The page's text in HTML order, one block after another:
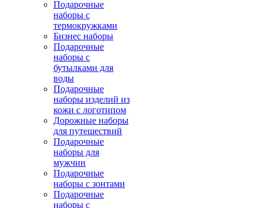
Подарочные
наборы с
термокружками
Бизнес наборы
Подарочные
наборы с
бутылками для
воды
Подарочные
наборы изделий из
кожи с логотипом
Дорожные наборы
для путешествий
Подарочные
наборы для
мужчин
Подарочные
наборы с зонтами
Подарочные
наборы с